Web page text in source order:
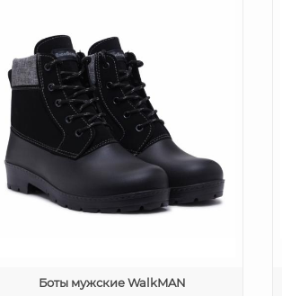
Боты мужские WalkMAN